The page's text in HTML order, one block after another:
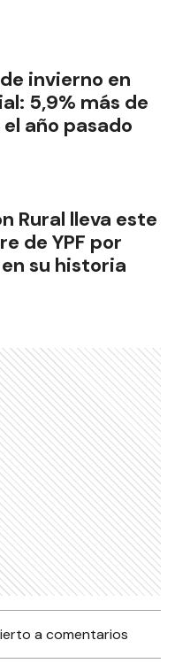
invierno en
5,9% más de
año pasado
Rural lleva este
de YPF por
su historia
a comentarios